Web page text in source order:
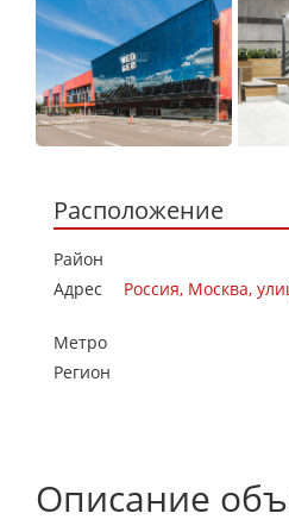
Расположение
Район
Адрес
Россия, Москва,
Метро
Регион
Описание